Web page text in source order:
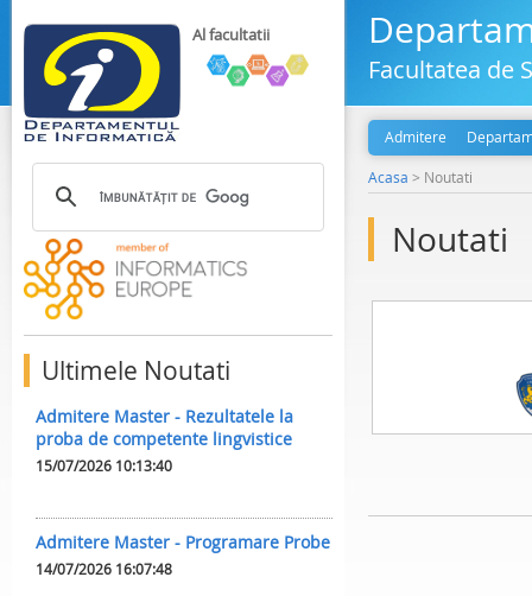
Al facultatii
Ultimele Noutati
Admitere Master - Rezultatele la
proba de competente lingvistice
15/07/2026 10:13:40
Admitere Master - Programare Probe
14/07/2026 16:07:48
Facultatea de
Admitere
Acasa > Noutati
Noutati